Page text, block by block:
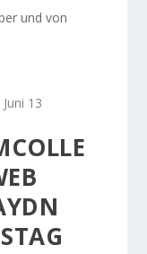
und von
13